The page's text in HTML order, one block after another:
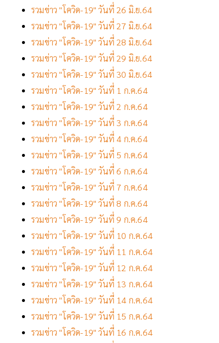
รวมข่าว "โควิด-19" วันที่ 26 มิ.ย.64
รวมข่าว "โควิด-19" วันที่ 27 มิ.ย.64
รวมข่าว "โควิด-19" วันที่ 28 มิ.ย.64
รวมข่าว "โควิด-19" วันที่ 29 มิ.ย.64
รวมข่าว "โควิด-19" วันที่ 30 มิ.ย.64
รวมข่าว "โควิด-19" วันที่ 1 ก.ค.64
รวมข่าว "โควิด-19" วันที่ 2 ก.ค.64
รวมข่าว "โควิด-19" วันที่ 3 ก.ค.64
รวมข่าว "โควิด-19" วันที่ 4 ก.ค.64
รวมข่าว "โควิด-19" วันที่ 5 ก.ค.64
รวมข่าว "โควิด-19" วันที่ 6 ก.ค.64
รวมข่าว "โควิด-19" วันที่ 7 ก.ค.64
รวมข่าว "โควิด-19" วันที่ 8 ก.ค.64
รวมข่าว "โควิด-19" วันที่ 9 ก.ค.64
รวมข่าว "โควิด-19" วันที่ 10 ก.ค.64
รวมข่าว "โควิด-19" วันที่ 11 ก.ค.64
รวมข่าว "โควิด-19" วันที่ 12 ก.ค.64
รวมข่าว "โควิด-19" วันที่ 13 ก.ค.64
รวมข่าว "โควิด-19" วันที่ 14 ก.ค.64
รวมข่าว "โควิด-19" วันที่ 15 ก.ค.64
รวมข่าว "โควิด-19" วันที่ 16 ก.ค.64